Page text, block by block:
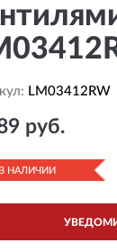
LM03412RW
руб.
НАЛИЧИИ